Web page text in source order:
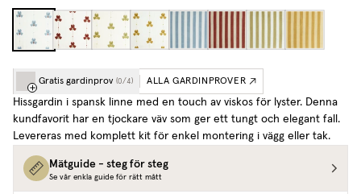
Gratis gardinprov (0/4) ALLA GARDINPROVER
Hissgardin i spansk linne med en touch av viskos för lyster. Denna
kundfavorit har en tjockare väv som ger ett tungt och elegant fall.
Levereras med komplett kit för enkel montering i vägg eller tak.
Mätguide - steg för steg
Se vår enkla guide för rätt mått